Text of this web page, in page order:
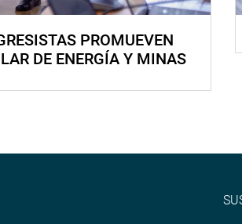
PROMUEVEN
DE ENERGÍA Y MINAS